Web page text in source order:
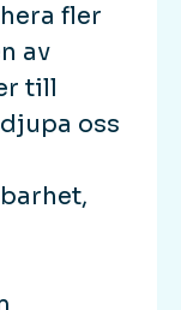
fler
av
till
oss